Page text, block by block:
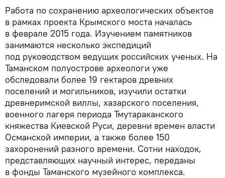
Работа по сохранению археологических объектов
в рамках проекта Крымского моста началась
в феврале 2015 года. Изучением памятников
занимаются несколько экспедиций
под руководством ведущих российских ученых. На
Таманском полуострове археологи уже
обследовали более 19 гектаров древних
поселений и могильников, изучили остатки
древнеримской виллы, хазарского поселения,
военного лагеря периода Тмутараканского
княжества Киевской Руси, деревни времен власти
Османской империи, а также более 150
захоронений разного времени. Сотни находок,
представляющих научный интерес, переданы
в фонды Таманского музейного комплекса.